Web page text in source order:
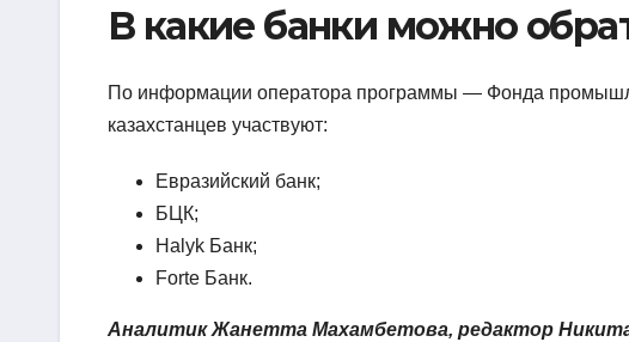
В какие банки можно
По информации оператора программы — Фонда
казахстанцев участвуют:
Евразийский банк;
БЦК;
Halyk Банк;
Forte Банк.
Аналитик Жанетта Махамбетова, редактор